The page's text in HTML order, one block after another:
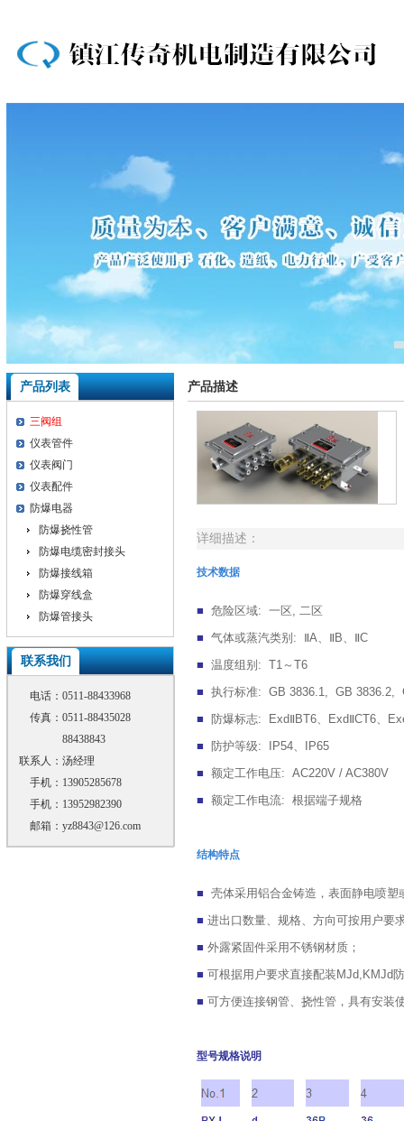
产品列表
三阀组
仪表管件
仪表阀门
仪表配件
防爆电器
防爆挠性管
防爆电缆密封接头
防爆接线箱
防爆穿线盒
防爆管接头
联系我们
电话： 0511-88433968
传真： 0511-88435028
88438843
联系人： 汤经理
手机： 13905285678
手机： 13952982390
邮箱： yz8843@126.com
产品描述
详细描述：
技术数据
■ 危险区域: 一区, 二区
■ 气体或蒸汽类别 : ⅡA、 Ⅱ B、 ⅡC
■ 温度组别 : T1 ～ T6
■ 执行标准: GB 3836.1, GB 3836.2,
■
防爆标志: ExdⅡ BT6、 ExdⅡCT6、
■
防护等级: IP54、
IP65
■ 额定工作电压: AC220V / AC380V
■ 额定工作电流: 根据端子规格
结构特点
■ 壳体采用铝合金铸造，表面静电喷塑
■ 进出口数量、规格、方向可按用户要
■ 外露紧固件采用不锈钢材质；
■ 可根据用户要求直接配装 MJd,KMJd
■ 可方便连接钢管、挠性管，具有安装
型号规格说明